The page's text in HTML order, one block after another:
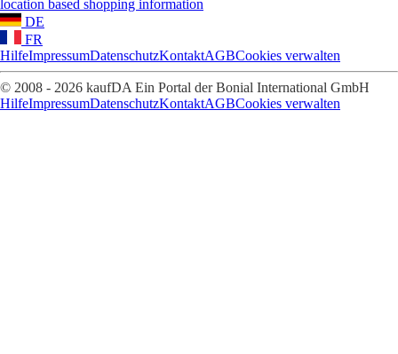
location based shopping information
DE
FR
HilfeImpressumDatenschutzKontaktAGBCookies verwalten
© 2008 - 2026 kaufDA Ein Portal der Bonial International GmbH
HilfeImpressumDatenschutzKontaktAGBCookies verwalten